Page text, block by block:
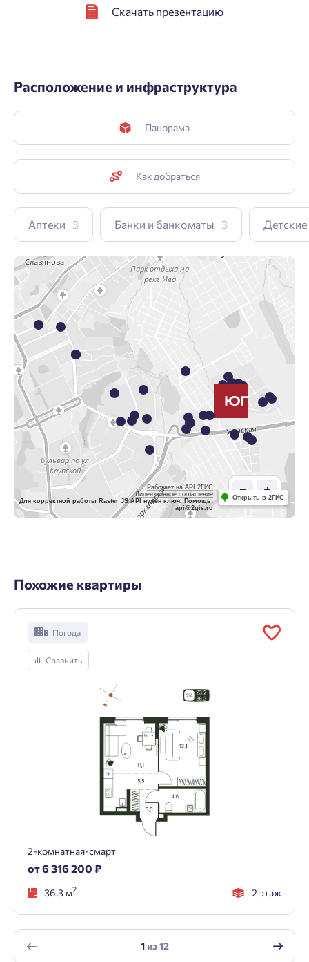
Скачать презентацию
Расположение и инфраструктура
Панорама
Как добраться
Аптеки 3 Банки и банкоматы 3
Работает на API 2ГИС
Лицензионное соглашение
Для корректной работы Raster JS API нужен ключ. Помощь:
api@2gis.ru
Открыть в 2ГИС
Похожие квартиры
Погода
Сравнить
2-комнатная-смарт
от 6 316 200 ₽
36.3 м2 2 этаж
1из12